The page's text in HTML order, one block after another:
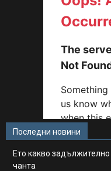
Последни новини
Ето какво
чанта